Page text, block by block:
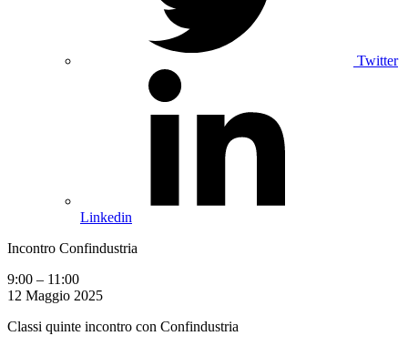
Twitter
Linkedin
Incontro Confindustria
9:00 – 11:00
12 Maggio 2025
Classi quinte incontro con Confindustria